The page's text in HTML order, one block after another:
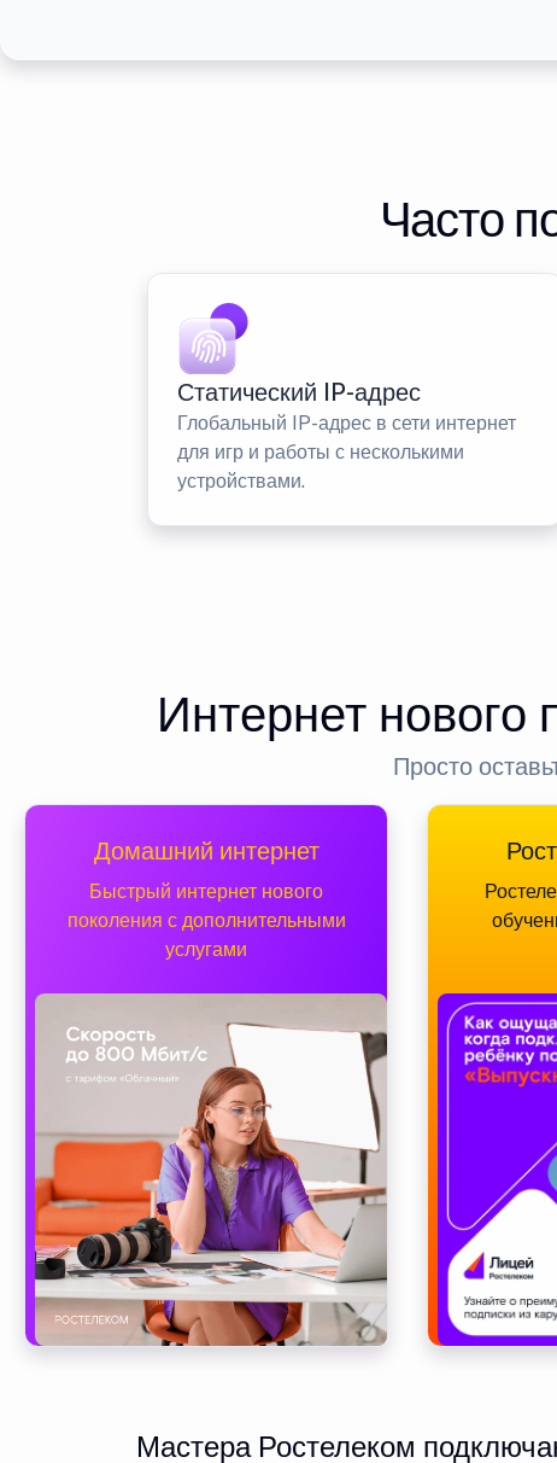
Часто
Статический IP-адрес
Глобальный IP-адрес в сети интернет
для игр и работы с несколькими
устройствами.
Интернет нового
Просто
Домашний интернет
Быстрый интернет нового
поколения с дополнительными
услугами
Мастера Ростелеком